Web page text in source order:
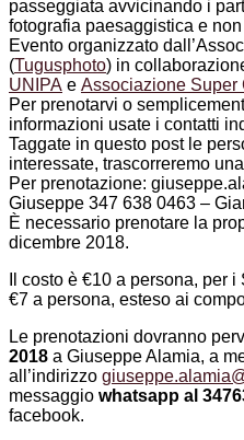
passeggiata avvicinando i
fotografia paesaggistica e
Evento organizzato
(Tugusphoto) in
UNIPA e Associazione Super
Per prenotarvi o
informazioni usate i contatti
Taggate in questo post le
interessate, trascorreremo
Per prenotazione:
Giuseppe 347 638 0463 –
È necessario prenotare la
dicembre 2018.
Il costo è €10 a persona, per
€7 a persona, esteso ai
Le prenotazioni dovranno
2018 a Giuseppe Alamia, a
all’indirizzo
messaggio whatsapp al
facebook.